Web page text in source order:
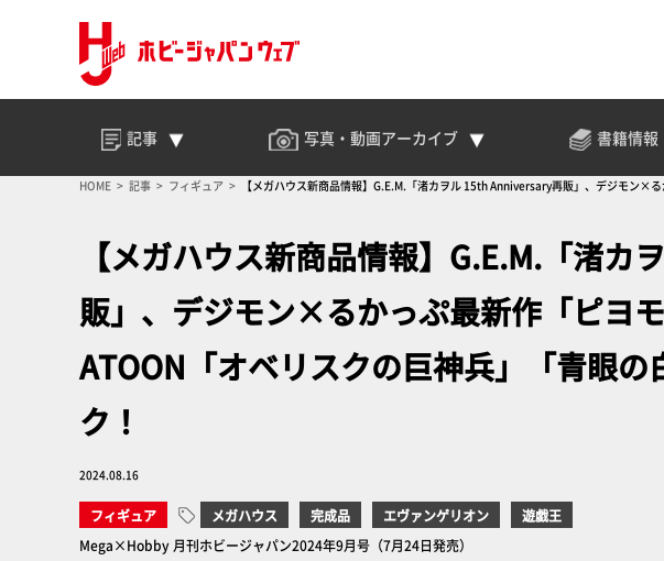
記事 写真・動画アーカイブ 書籍情報
HOME 記事 フィギュア 【メガハウス新商品情報】G.E.M.「渚カヲル 15th Anniversary再販」、デジモン×
【メガハウス新商品情報】G.E.M.「渚
販」、デジモン×るかっぷ最新作「ピヨ
ATOON「オベリスクの巨神兵」「青眼
ク！
2024.08.16
フィギュア メガハウス 完成品 エヴァンゲリオン
遊戯王
Mega×Hobby 月刊ホビージャパン2024年9月号（7月24日発売）